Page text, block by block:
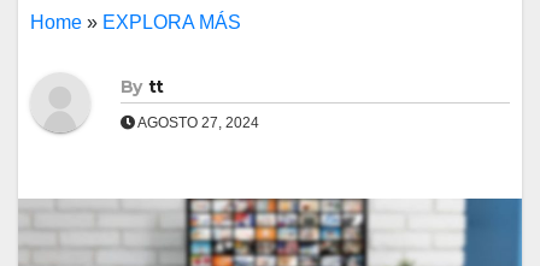
Home » EXPLORA MÁS
By tt
AGOSTO 27, 2024